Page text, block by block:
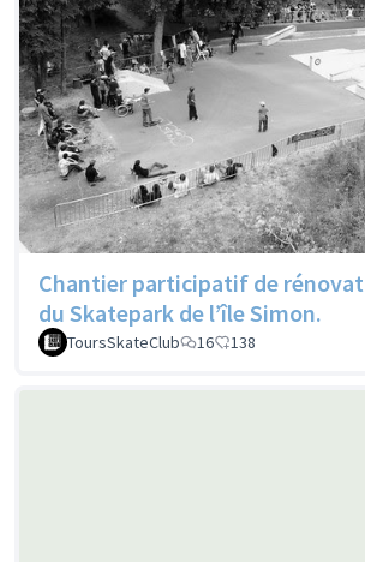
Chantier participatif de
du Skatepark de l’île Simon.
ToursSkateClub 16 138